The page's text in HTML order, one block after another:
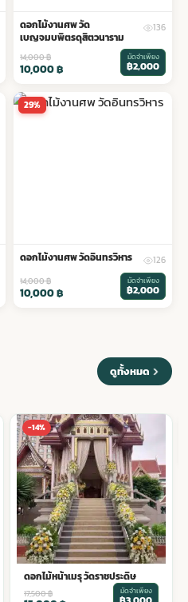
ดอกไม้งานศพ วัด
เบญจมบพิตรดุสิตวนาราม
136
14,000฿
10,000฿
มัดจำเพียง
฿2,000
29%
ดอกไม้งานศพ วัดอินทรวิหาร 126
14,000฿
10,000฿
มัดจำเพียง
฿2,000
ดูทั้งหมด
-14%
ดอกไม้หน้าเมรุ วัดสุนทรธรรม
18,500฿
16,000฿
มัดจำเพียง
฿3,200